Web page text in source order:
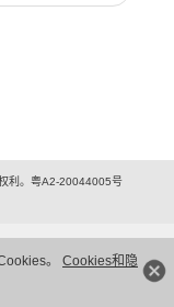
。 Cookies和隐
利。粤A2-20044005号